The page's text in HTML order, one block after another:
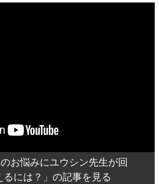
お悩みにユウシン先生が回
るには？」の記事を見る